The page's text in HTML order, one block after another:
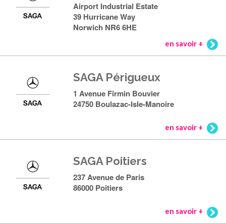
Airport Industrial Estate
39 Hurricane Way
Norwich NR6 6HE
en savoir +
SAGA Périgueux
1 Avenue Firmin Bouvier
24750 Boulazac-Isle-Manoire
en savoir +
SAGA Poitiers
237 Avenue de Paris
86000 Poitiers
en savoir +